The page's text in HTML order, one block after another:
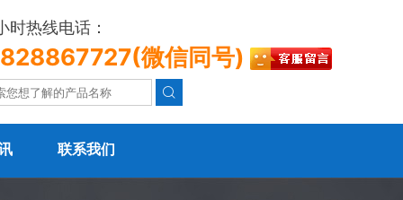
时热线电话：
微信同号)

联系我们